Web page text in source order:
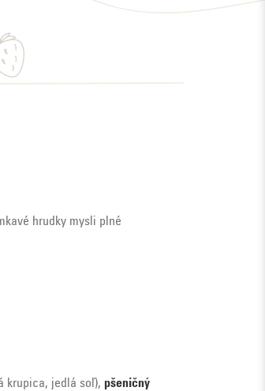
hrudky mysli plné
krupica, jedlá soľ), pšeničný